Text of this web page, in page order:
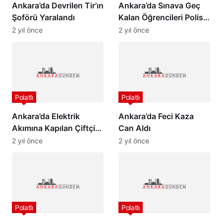
Ankara’da Devrilen Tir’ın
Şoförü Yaralandı
2 yıl önce
Ankara’da Sınava Geç
Kalan Öğrencileri Polis
Yetiştirdi
2 yıl önce
Ankara’da Elektrik
Akımına Kapılan Çiftçi
Kurtarılamadı…
Polatlı
2 yıl önce
Ankara’da Feci Kaza
Can Aldı
Polatlı
2 yıl önce
Polatlı Polatlı